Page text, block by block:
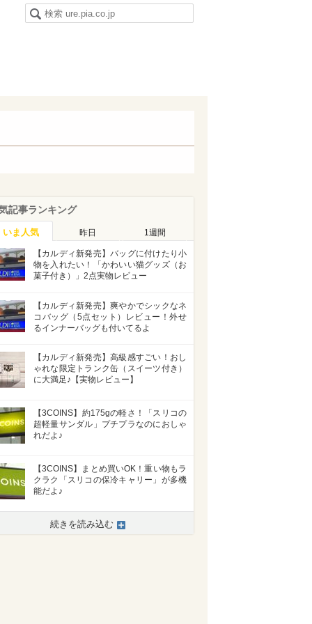
記事ランキング
いま人気 昨日 1週間
【カルディ新発売】バッグに付けたり小
物を入れたい！「かわいい猫グッズ（お
菓子付き）」2点実物レビュー
【カルディ新発売】爽やかでシックなネ
コバッグ（5点セット）レビュー！外せ
るインナーバッグも付いてるよ
【カルディ新発売】高級感すごい！おし
ゃれな限定トランク缶（スイーツ付き）
に大満足♪【実物レビュー】
【3COINS】約175gの軽さ！「スリコの
超軽量サンダル」プチプラなのにおしゃ
れだよ♪
【3COINS】まとめ買いOK！重い物もラ
クラク「スリコの保冷キャリー」が多機
能だよ♪
続きを読み込む